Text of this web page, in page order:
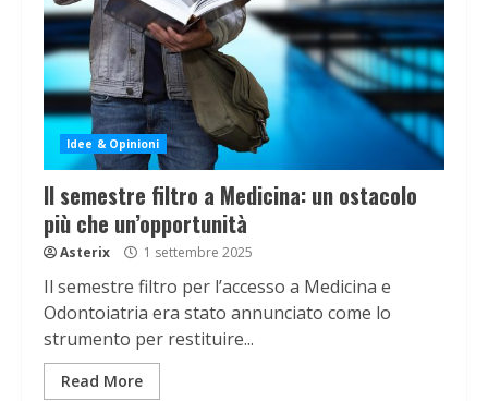
Idee & Opinioni
Il semestre filtro a Medicina: un ostacolo
più che un’opportunità
Asterix 1 settembre 2025
Il semestre filtro per l’accesso a Medicina e
Odontoiatria era stato annunciato come lo
strumento per restituire...
Read More